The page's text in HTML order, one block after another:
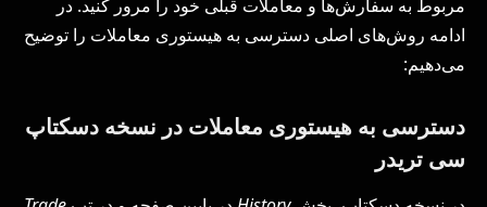
مربوط به سفارش‌ها و معاملات قبلی خود را مرور کنید. در
ادامه روش‌های اصلی دسترسی به هیستوری معاملات را توضیح
می‌دهیم:
دسترسی به هیستوری معاملات در نسخه دسکتاپ
سی تریدر